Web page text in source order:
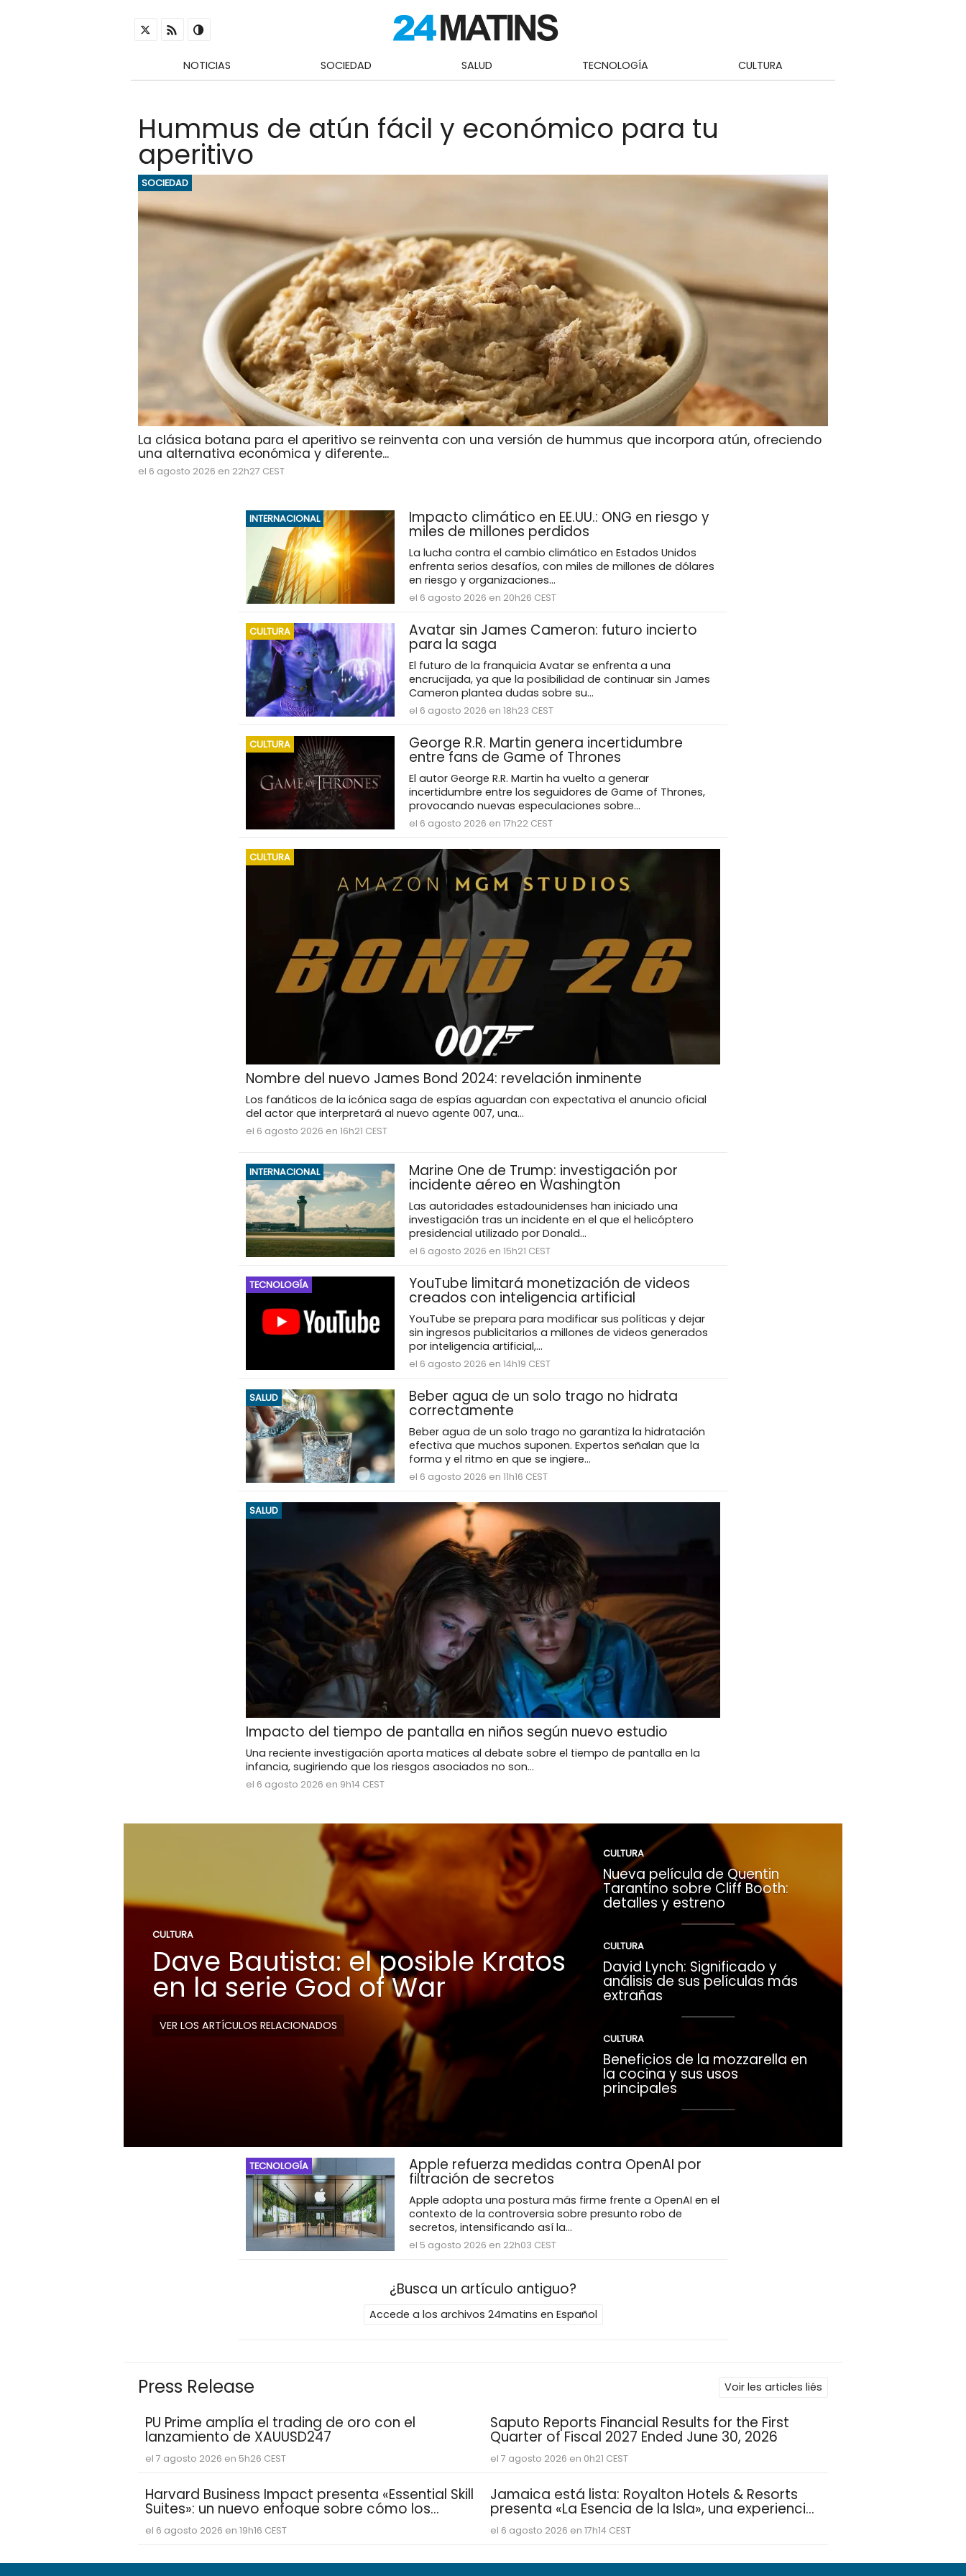
NOTICIAS SOCIEDAD SALUD TECNOLOGÍA CULTURA
Hummus de atún fácil y económico para tu
aperitivo
SOCIEDAD
La clásica botana para el aperitivo se reinventa con una versión de hummus que incorpora atún, ofreciendo
una alternativa económica y diferente...
el 6 agosto 2026 en 22h27 CEST
INTERNACIONAL Impacto climático en EE.UU.: ONG en riesgo y
miles de millones perdidos
La lucha contra el cambio climático en Estados Unidos
enfrenta serios desafíos, con miles de millones de dólares
en riesgo y organizaciones...
el 6 agosto 2026 en 20h26 CEST
CULTURA Avatar sin James Cameron: futuro incierto
para la saga
El futuro de la franquicia Avatar se enfrenta a una
encrucijada, ya que la posibilidad de continuar sin James
Cameron plantea dudas sobre su...
el 6 agosto 2026 en 18h23 CEST
CULTURA George R.R. Martin genera incertidumbre
entre fans de Game of Thrones
El autor George R.R. Martin ha vuelto a generar
incertidumbre entre los seguidores de Game of Thrones,
provocando nuevas especulaciones sobre...
el 6 agosto 2026 en 17h22 CEST
CULTURA
Nombre del nuevo James Bond 2024: revelación inminente
Los fanáticos de la icónica saga de espías aguardan con expectativa el anuncio oficial
del actor que interpretará al nuevo agente 007, una...
el 6 agosto 2026 en 16h21 CEST
INTERNACIONAL Marine One de Trump: investigación por
incidente aéreo en Washington
Las autoridades estadounidenses han iniciado una
investigación tras un incidente en el que el helicóptero
presidencial utilizado por Donald...
el 6 agosto 2026 en 15h21 CEST
TECNOLOGÍA YouTube limitará monetización de videos
creados con inteligencia artificial
YouTube se prepara para modificar sus políticas y dejar
sin ingresos publicitarios a millones de videos generados
por inteligencia artificial,...
el 6 agosto 2026 en 14h19 CEST
SALUD Beber agua de un solo trago no hidrata
correctamente
Beber agua de un solo trago no garantiza la hidratación
efectiva que muchos suponen. Expertos señalan que la
forma y el ritmo en que se ingiere...
el 6 agosto 2026 en 11h16 CEST
SALUD
Impacto del tiempo de pantalla en niños según nuevo estudio
Una reciente investigación aporta matices al debate sobre el tiempo de pantalla en la
infancia, sugiriendo que los riesgos asociados no son...
el 6 agosto 2026 en 9h14 CEST
CULTURA
Dave Bautista: el posible Kratos
en la serie God of War
VER LOS ARTÍCULOS RELACIONADOS
CULTURA
Nueva película de Quentin
Tarantino sobre Cliff Booth:
detalles y estreno
CULTURA
David Lynch: Significado y
análisis de sus películas más
extrañas
CULTURA
Beneficios de la mozzarella en
la cocina y sus usos
principales
TECNOLOGÍA Apple refuerza medidas contra OpenAI por
filtración de secretos
Apple adopta una postura más firme frente a OpenAI en el
contexto de la controversia sobre presunto robo de
secretos, intensificando así la...
el 5 agosto 2026 en 22h03 CEST
¿Busca un artículo antiguo?
Accede a los archivos 24matins en Español
Press Release Voir les articles liés
PU Prime amplía el trading de oro con el
lanzamiento de XAUUSD247
el 7 agosto 2026 en 5h26 CEST
Saputo Reports Financial Results for the First
Quarter of Fiscal 2027 Ended June 30, 2026
el 7 agosto 2026 en 0h21 CEST
Harvard Business Impact presenta «Essential Skill
Suites»: un nuevo enfoque sobre cómo los
estudiantes aprenden y desarrollan las
competencias personales distintivas que
el 6 agosto 2026 en 19h16 CEST
Jamaica está lista: Royalton Hotels & Resorts
presenta «La Esencia de la Isla», una experiencia
vacacional para familias
el 6 agosto 2026 en 17h14 CEST